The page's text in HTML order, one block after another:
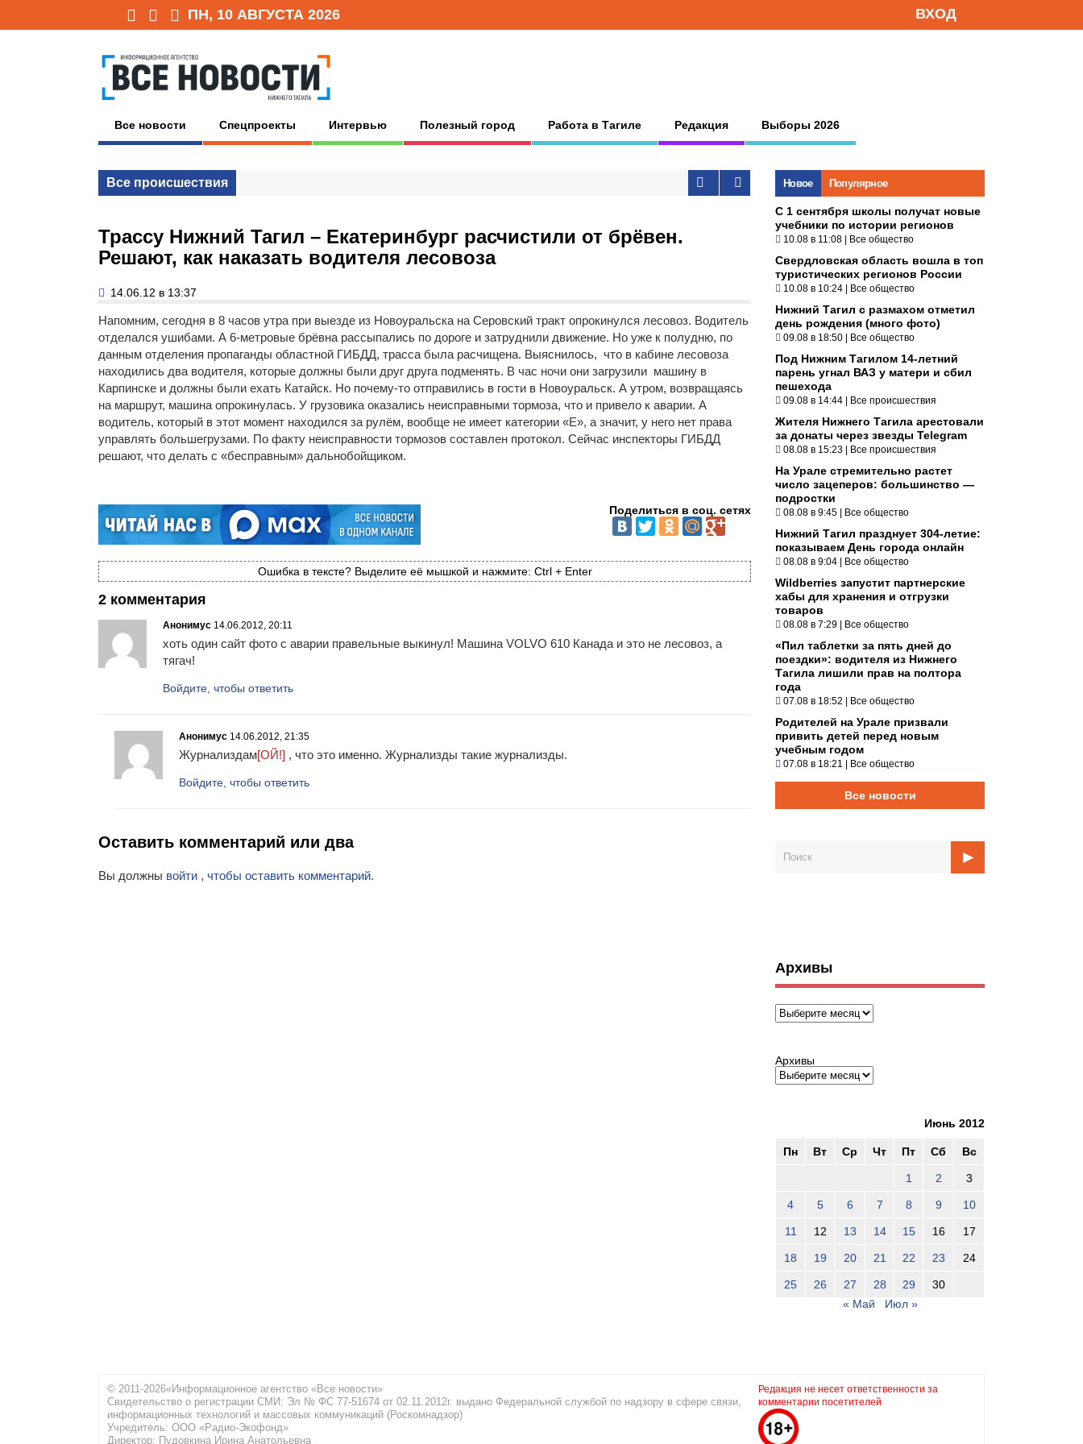
ПН, 10 АВГУСТА 2026 ВХОД
Все новости Спецпроекты Интервью Полезный город Работа в Тагиле Редакция Выборы 2026
Все происшествия
Трассу Нижний Тагил – Екатеринбург расчистили от брёвен.
Решают, как наказать водителя лесовоза
14.06.12 в 13:37
Напомним, сегодня в 8 часов утра при выезде из Новоуральска на Серовский тракт опрокинулся лесовоз. Водитель
отделался ушибами. А 6-метровые брёвна рассыпались по дороге и затруднили движение. Но уже к полудню, по
данным отделения пропаганды областной ГИБДД, трасса была расчищена. Выяснилось, что в кабине лесовоза
находились два водителя, которые должны были друг друга подменять. В час ночи они загрузили машину в
Карпинске и должны были ехать Катайск. Но почему-то отправились в гости в Новоуральск. А утром, возвращаясь
на маршрут, машина опрокинулась. У грузовика оказались неисправными тормоза, что и привело к аварии. А
водитель, который в этот момент находился за рулём, вообще не имеет категории «Е», а значит, у него нет права
управлять большегрузами. По факту неисправности тормозов составлен протокол. Сейчас инспекторы ГИБДД
решают, что делать с «бесправным» дальнобойщиком.
Поделиться в соц. сетях
Ошибка в тексте? Выделите её мышкой и нажмите: Ctrl + Enter
2 комментария
Анонимус 14.06.2012, 20:11
хоть один сайт фото с аварии правельные выкинул! Машина VOLVO 610 Канада и это не лесовоз, а
тягач!
Войдите, чтобы ответить
Анонимус 14.06.2012, 21:35
Журнализдам[ОЙ!] , что это именно. Журнализды такие журнализды.
Войдите, чтобы ответить
Оставить комментарий или два
Вы должны войти , чтобы оставить комментарий.
Новое Популярное
С 1 сентября школы получат новые
учебники по истории регионов
10.08 в 11:08 | Все общество
Свердловская область вошла в топ
туристических регионов России
10.08 в 10:24 | Все общество
Нижний Тагил с размахом отметил
день рождения (много фото)
09.08 в 18:50 | Все общество
Под Нижним Тагилом 14-летний
парень угнал ВАЗ у матери и сбил
пешехода
09.08 в 14:44 | Все происшествия
Жителя Нижнего Тагила арестовали
за донаты через звезды Telegram
08.08 в 15:23 | Все происшествия
На Урале стремительно растет
число зацеперов: большинство —
подростки
08.08 в 9:45 | Все общество
Нижний Тагил празднует 304-летие:
показываем День города онлайн
08.08 в 9:04 | Все общество
Wildberries запустит партнерские
хабы для хранения и отгрузки
товаров
08.08 в 7:29 | Все общество
«Пил таблетки за пять дней до
поездки»: водителя из Нижнего
Тагила лишили прав на полтора
года
07.08 в 18:52 | Все общество
Родителей на Урале призвали
привить детей перед новым
учебным годом
07.08 в 18:21 | Все общество
Все новости
Архивы
Архивы
Архивы
Июнь 2012
Пн Вт Ср Чт Пт Сб Вс
1 2 3
4 5 6 7 8 9 10
11 12 13 14 15 16 17
18 19 20 21 22 23 24
25 26 27 28 29
30
« Май
Июл »
© 2011-2026«Информационное агентство «Все новости»
Свидетельство о регистрации СМИ: Эл № ФС 77-51674 от 02.11.2012г. выдано Федеральной службой по надзору в сфере связи,
информационных технологий и массовых коммуникаций (Роскомнадзор)
Учредитель: ООО «Радио-Экофонд»
Директор: Пудовкина Ирина Анатольевна
Редакция не несет ответственности за
комментарии посетителей